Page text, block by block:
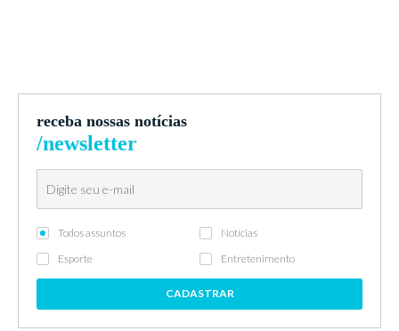
receba nossas notícias
/newsletter
Todos assuntos
Notícias
Esporte
Entretenimento
CADASTRAR